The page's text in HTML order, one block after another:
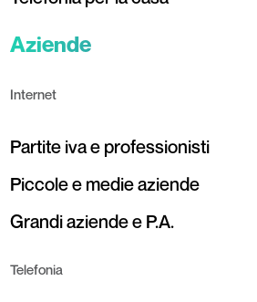
Aziende
Internet
Partite iva e professionisti
Piccole e medie aziende
Grandi aziende e P.A.
Telefonia